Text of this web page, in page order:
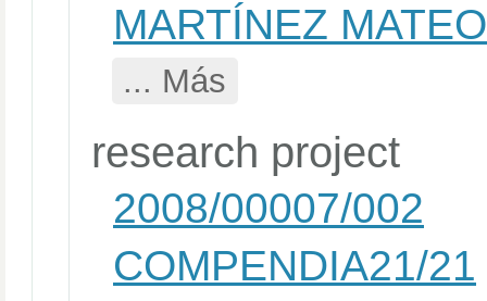
MARTÍNEZ
... Más
research project
2008/00007/002
COMPENDIA21/21